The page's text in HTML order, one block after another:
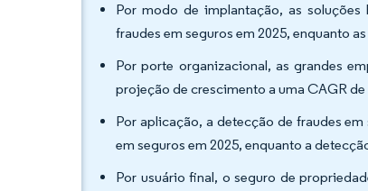
Por modo de implantação, as
fraudes em seguros em 2025, enquanto
Por porte organizacional, as grandes
projeção de crescimento a uma CAGR de
Por aplicação, a detecção de fraudes
em seguros em 2025, enquanto a
Por usuário final, o seguro de